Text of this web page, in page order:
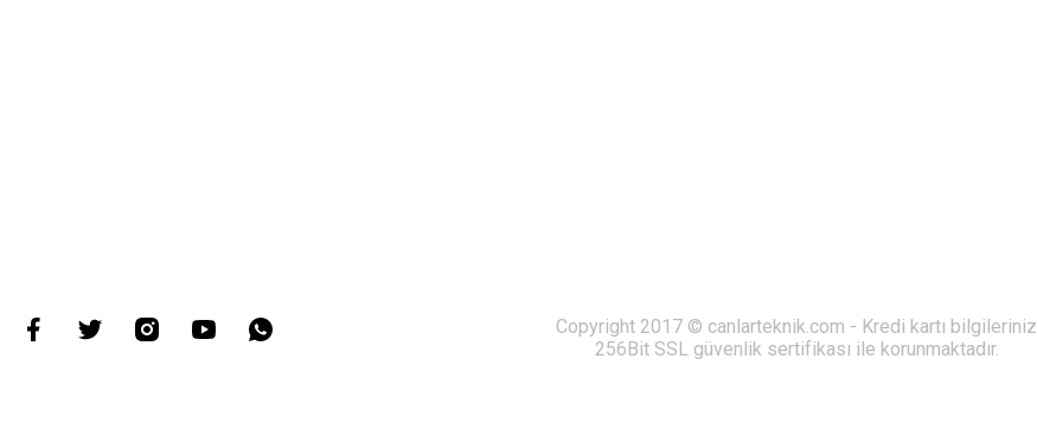
Copyright 2017 © canlarteknik.com - Kredi kartı bilgileriniz
256Bit SSL güvenlik sertifikası ile korunmaktadır.